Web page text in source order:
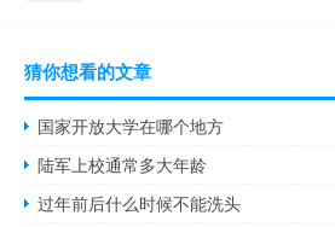
猜你想看的文章
国家开放大学在哪个地方
陆军上校通常多大年龄
过年前后什么时候不能洗头